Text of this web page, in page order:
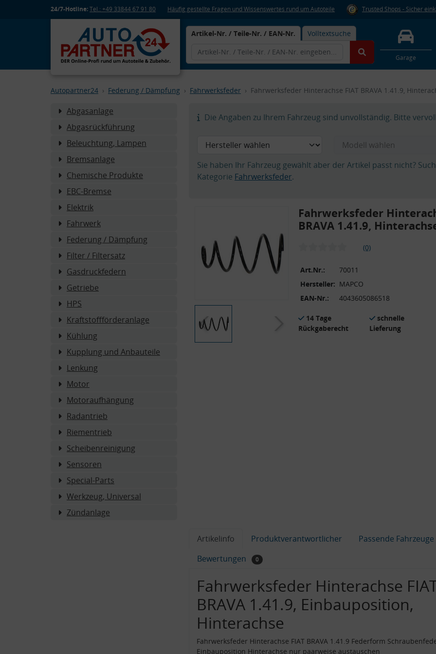
24/7-Hotline:Tel.: +49 33844 67 91 80 Häufig gestellte Fragen und Wissenswertes rund um Autoteile Trusted Shops - Sicher
Artikel-Nr. / Teile-Nr. / EAN-Nr. Volltextsuche
Garage
Autopartner24 Federung / Dämpfung Fahrwerksfeder Fahrwerksfeder Hinterachse FIAT BRAVA 1.41.9,
Abgasanlage
Abgasrückführung
Beleuchtung, Lampen
Bremsanlage
Chemische Produkte
EBC-Bremse
Elektrik
Fahrwerk
Federung / Dämpfung
Filter / Filtersatz
Gasdruckfedern
Getriebe
HPS
Kraftstoffförderanlage
Kühlung
Kupplung und Anbauteile
Lenkung
Motor
Motoraufhängung
Radantrieb
Riementrieb
Scheibenreinigung
Sensoren
Special-Parts
Werkzeug, Universal
Zündanlage
Die Angaben zu Ihrem Fahrzeug sind unvollständig. Bitte
Sie haben Ihr Fahrzeug gewählt aber der Artikel passt nicht?
Kategorie Fahrwerksfeder.
Fahrwerksfeder
BRAVA 1.41.9,
(0)
Art.Nr.:
70011
Hersteller: MAPCO
EAN-Nr.:
4043605086518
14 Tage
Rückgaberecht
schnelle
Lieferung
Artikelinfo Produktverantwortlicher
Passende Fahrzeuge
Bewertungen
0
Fahrwerksfeder Hinterachse
BRAVA 1.41.9, Einbauposition,
Hinterachse
Fahrwerksfeder Hinterachse FIAT BRAVA 1.41.9 Federform
Einbauposition Hinterachse nur paarweise austauschen